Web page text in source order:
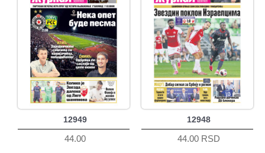
12949
44.00
12948
44.00 RSD